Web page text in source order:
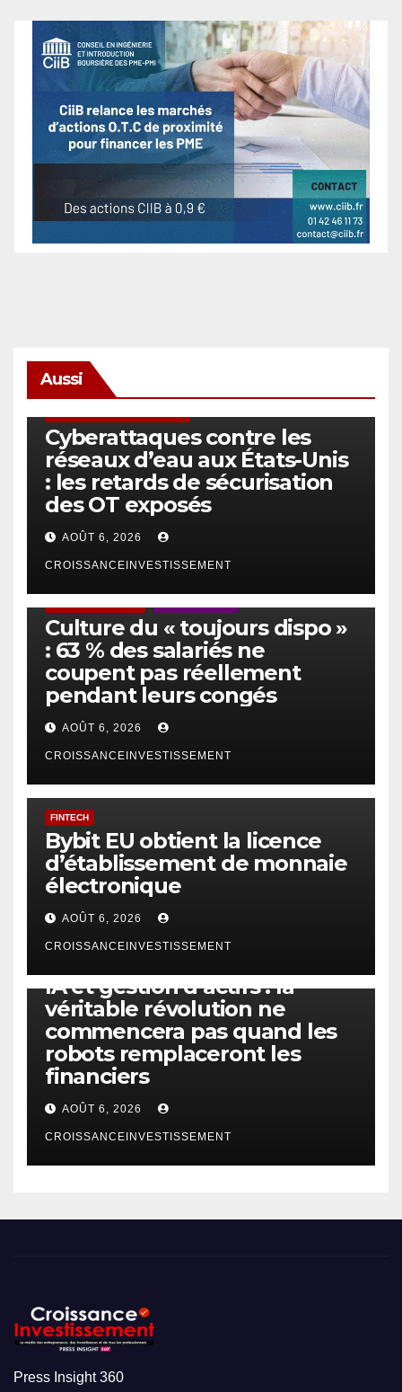
Aussi
Cyberattaques contre les
réseaux d’eau aux États-Unis
: les retards de sécurisation
des OT exposés
AOÛT 6, 2026
CROISSANCEINVESTISSEMENT
Culture du « toujours dispo »
: 63 % des salariés ne
coupent pas réellement
pendant leurs congés
AOÛT 6, 2026
CROISSANCEINVESTISSEMENT
FINTECH
Bybit EU obtient la licence
d’établissement de monnaie
électronique
AOÛT 6, 2026
CROISSANCEINVESTISSEMENT
IA et gestion d’actifs : la
véritable révolution ne
commencera pas quand les
robots remplaceront les
financiers
AOÛT 6, 2026
CROISSANCEINVESTISSEMENT
Press Insight 360